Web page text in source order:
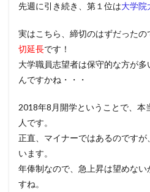
先週に引き続き、第１位は大学院
実はこちら、締切のはずだったの
切延長です！
大学職員志望者は保守的な方が
んですかね・・・
2018年8月開学ということで、本
人です。
正直、マイナーではあるのですが
います。
年俸制なので、急上昇は望めな
すね。